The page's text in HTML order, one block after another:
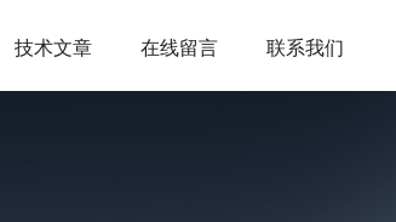
技术文章 在线留言 联系我们